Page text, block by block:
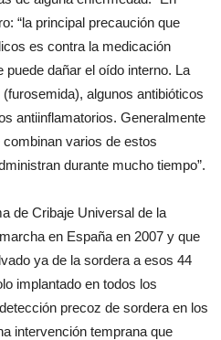
“la principal precaución que
es contra la medicación
puede dañar el oído interno. La
algunos antibióticos
antiinflamatorios. Generalmente
varios de estos
durante mucho tiempo”.
de Cribaje Universal de la
en España en 2007 y que
ya de la sordera a esos 44
implantado en todos los
precoz de sordera en los
intervención temprana que